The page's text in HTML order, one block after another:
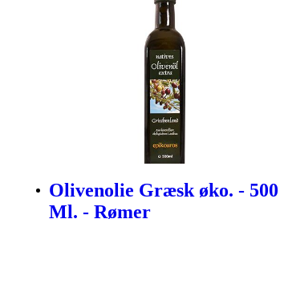
Olivenolie Græsk øko. - 500
Ml. - Rømer